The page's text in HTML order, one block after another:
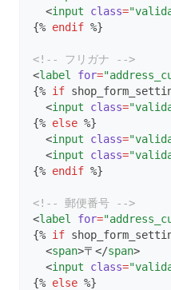
  <
input class=
{% endif %}
<!-- フリガナ -->
<label for=
{% if
  <
input class=
{% else %}
  <
input class=
  <
input class=
{% endif %}
<!-- 郵便番号 -->
<label for=
{% if
  <
span>〒</span>
  <
input class=
{% else %}